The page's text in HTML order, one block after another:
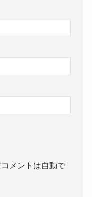
メントは自動で